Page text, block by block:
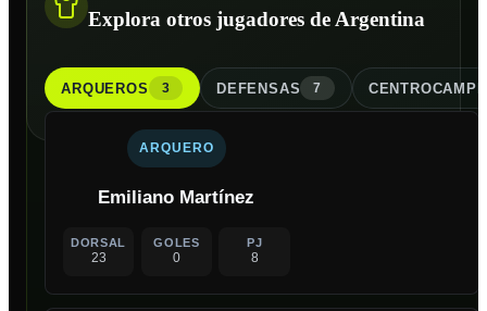
Explora otros jugadores de Argentina
ARQUEROS 3 DEFENSAS 7
ARQUERO
Emiliano Martínez
DORSAL
23
GOLES
0
PJ
8